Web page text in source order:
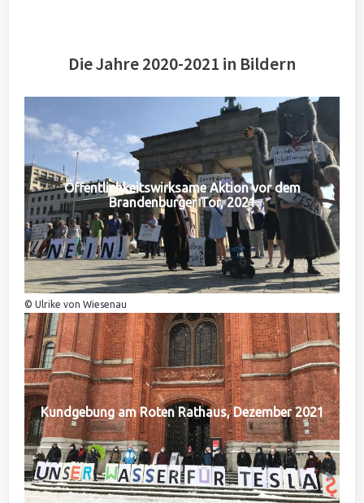
Die Jahre 2020-2021 in Bildern
Öffentlichkeitswirksame Aktion vor dem
Brandenburger Tor, 2021
© Ulrike von Wiesenau
Kundgebung am Roten Rathaus, Dezember 2021